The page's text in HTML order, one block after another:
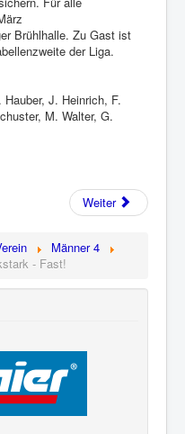
Brühlhalle. Zu Gast ist
der Liga.
J. Heinrich, F.
M. Walter, G.
Weiter
Männer 4
- Fast!